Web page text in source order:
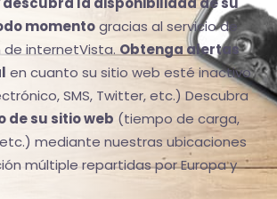
momentogracias al servicio de
internetVista. Obtenga alertas
en cuanto su sitio web esté inactivo
SMS, Twitter, etc.) Descubra
de su sitio web (tiempo de carga,
mediante nuestras ubicaciones
múltiple repartidas por Europa y